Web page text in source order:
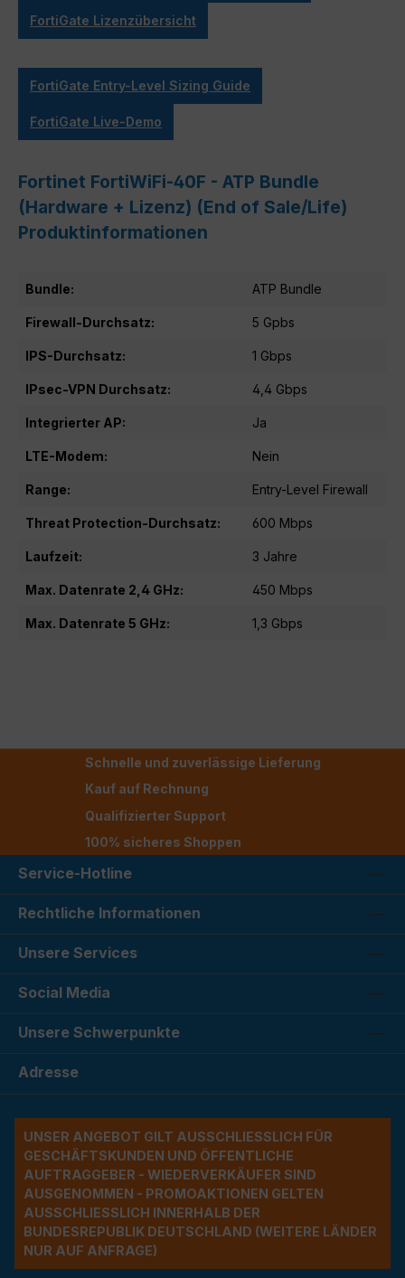
FortiGate Lizenzübersicht
FortiGate Entry-Level Sizing Guide
FortiGate Live-Demo
Fortinet FortiWiFi-40F - ATP Bundle
(Hardware + Lizenz) (End of Sale/Life)
Produktinformationen
Bundle: ATP Bundle
Firewall-Durchsatz: 5 Gpbs
IPS-Durchsatz: 1 Gbps
IPsec-VPN Durchsatz: 4,4 Gbps
Integrierter AP: Ja
LTE-Modem: Nein
Range: Entry-Level Firewall
Threat Protection-Durchsatz: 600 Mbps
Laufzeit: 3 Jahre
Max. Datenrate 2,4 GHz: 450 Mbps
Max. Datenrate 5 GHz: 1,3 Gbps
Schnelle und zuverlässige Lieferung
Kauf auf Rechnung
Qualifizierter Support
100% sicheres Shoppen
Service-Hotline
Rechtliche Informationen
Unsere Services
Social Media
Unsere Schwerpunkte
Adresse
UNSER ANGEBOT GILT AUSSCHLIESSLICH FÜR G
ESCHÄFTSKUNDEN UND ÖFFENTLICHE A
UFTRAGGEBER - WIEDERVERKÄUFER SIND A
USGENOMMEN - PROMOAKTIONEN GELTEN A
USSCHLIESSLICH INNERHALB DER BU
NDESREPUBLIK DEUTSCHLAND (WEITERE LÄNDER NU
R AUF ANFRAGE)